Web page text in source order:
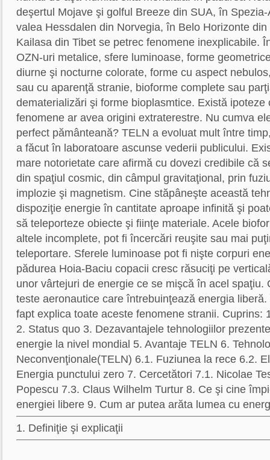
deşertul Mojave şi golful Breeze din SUA, în
valea Hessdalen din Norvegia, în Belo Horizonte
Kailasa din Tibet se petrec fenomene inexplicabile.
OZN-uri metalice, sfere luminoase, forme
diurne şi nocturne colorate, forme cu aspect
sau cu aparenţă stranie, bioforme complete sau
dematerializări şi forme bioplasmtice. Există ipoteze
fenomene ar avea origini extraterestre. Nu cumva
perfect pământeană? TELN a evoluat mult între
a făcut în laboratoare ascunse vederii publicului.
mare notorietate care afirmă cu dovezi credibile că
din spaţiul cosmic, din câmpul gravitaţional, prin
implozie şi magnetism. Cine stăpâneşte această
dispoziţie energie în cantitate aproape infinită şi
să teleporteze obiecte şi fiinţe materiale. Acele
altele incomplete, pot fi încercări reuşite sau mai
teleportare. Sferele luminoase pot fi nişte corpuri
pădurea Hoia-Baciu copacii cresc răsuciţi pe
unor vârtejuri de energie ce se mişcă în acel spaţiu.
teste aeronautice care întrebuinţează energia
fapt explica toate aceste fenomene stranii. Cuprins:
2. Status quo 3. Dezavantajele tehnologiilor
energie la nivel mondial 5. Avantaje TELN 6.
Neconvenţionale(TELN) 6.1. Fuziunea la rece 6.2.
Energia punctului zero 7. Cercetători 7.1. Nicolae
Popescu 7.3. Claus Wilhelm Turtur 8. Ce şi cine
energiei libere 9. Cum ar putea arăta lumea cu
1. Definiţie şi explicaţii